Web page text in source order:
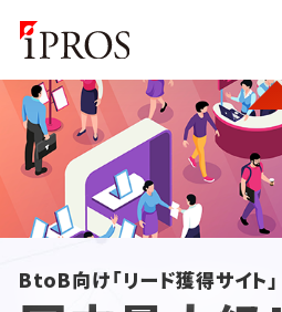
BtoB向け「リード獲得サイト」